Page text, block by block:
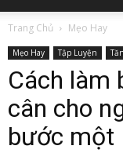
Trang Chủ Mẹo Hay
Mẹo Hay Tập Luyện
Cách làm
cân cho
bước một